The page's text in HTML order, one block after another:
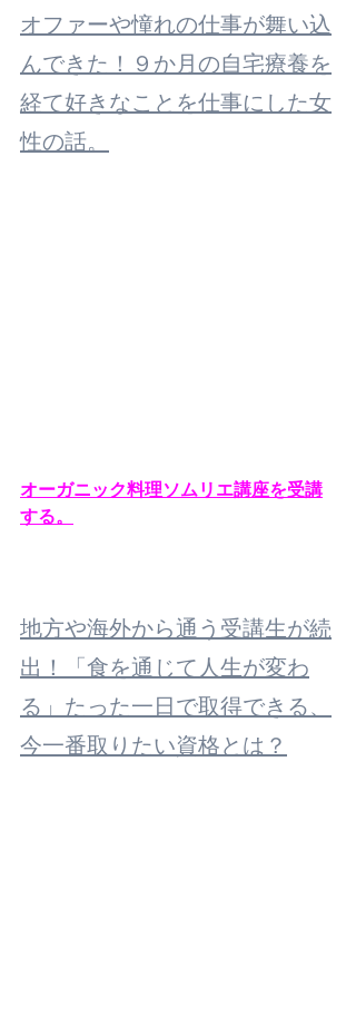
オファーや憧れの仕事が舞い込
んできた！９か月の自宅療養を
経て好きなことを仕事にした女
性の話。
オーガニック料理ソムリエ講座を受講
する。
地方や海外から通う受講生が続
出！「食を通じて人生が変わ
る」たった一日で取得できる、
今一番取りたい資格とは？